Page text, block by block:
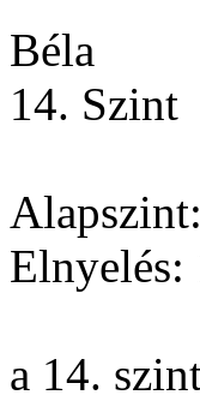
Béla
14. Szint
Elnyelés:
a 14.